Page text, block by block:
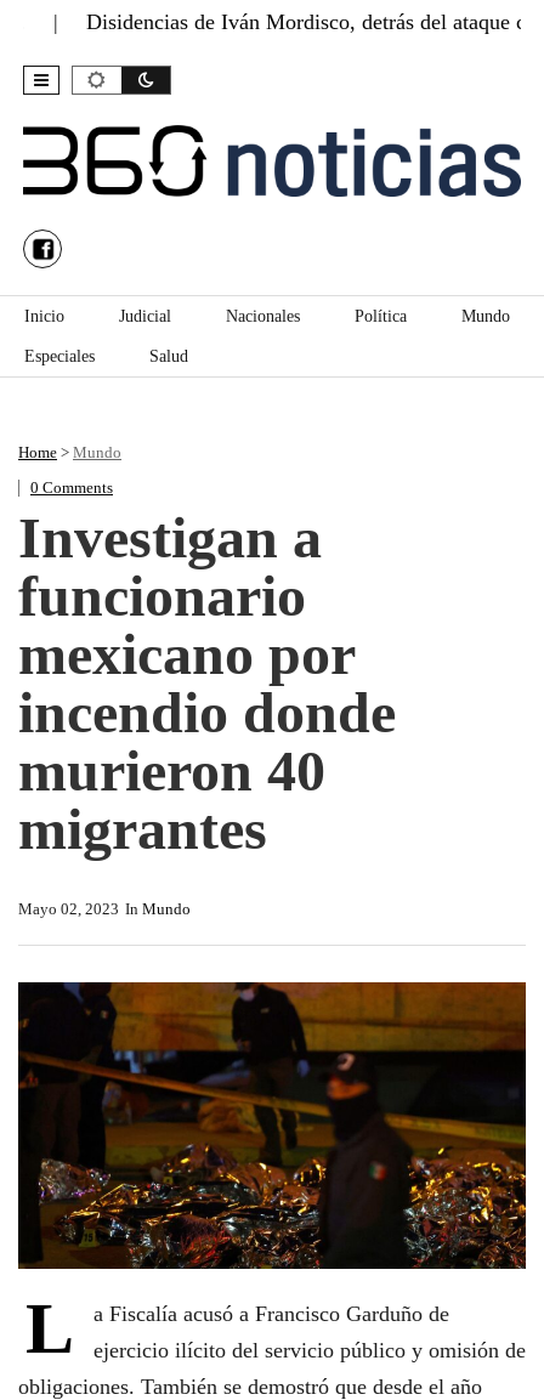
Disidencias de Iván Mordisco, detrás del ataque con…
Skip to content
Inicio Judicial Nacionales Política Mundo
Especiales Salud
Home > Mundo
0 Comments
Investigan a
funcionario
mexicano por
incendio donde
murieron 40
migrantes
In Mundo
Mayo 02, 2023
L
a Fiscalía acusó a Francisco Garduño de
ejercicio ilícito del servicio público y omisión de
obligaciones. También se demostró que desde el año